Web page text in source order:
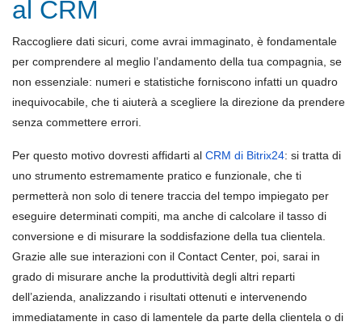
al CRM
Raccogliere dati sicuri, come avrai immaginato, è fondamentale
per comprendere al meglio l’andamento della tua compagnia, se
non essenziale: numeri e statistiche forniscono infatti un quadro
inequivocabile, che ti aiuterà a scegliere la direzione da prendere
senza commettere errori.
Per questo motivo dovresti affidarti al CRM di Bitrix24: si tratta di
uno strumento estremamente pratico e funzionale, che ti
permetterà non solo di tenere traccia del tempo impiegato per
eseguire determinati compiti, ma anche di calcolare il tasso di
conversione e di misurare la soddisfazione della tua clientela.
Grazie alle sue interazioni con il Contact Center, poi, sarai in
grado di misurare anche la produttività degli altri reparti
dell’azienda, analizzando i risultati ottenuti e intervenendo
immediatamente in caso di lamentele da parte della clientela o di